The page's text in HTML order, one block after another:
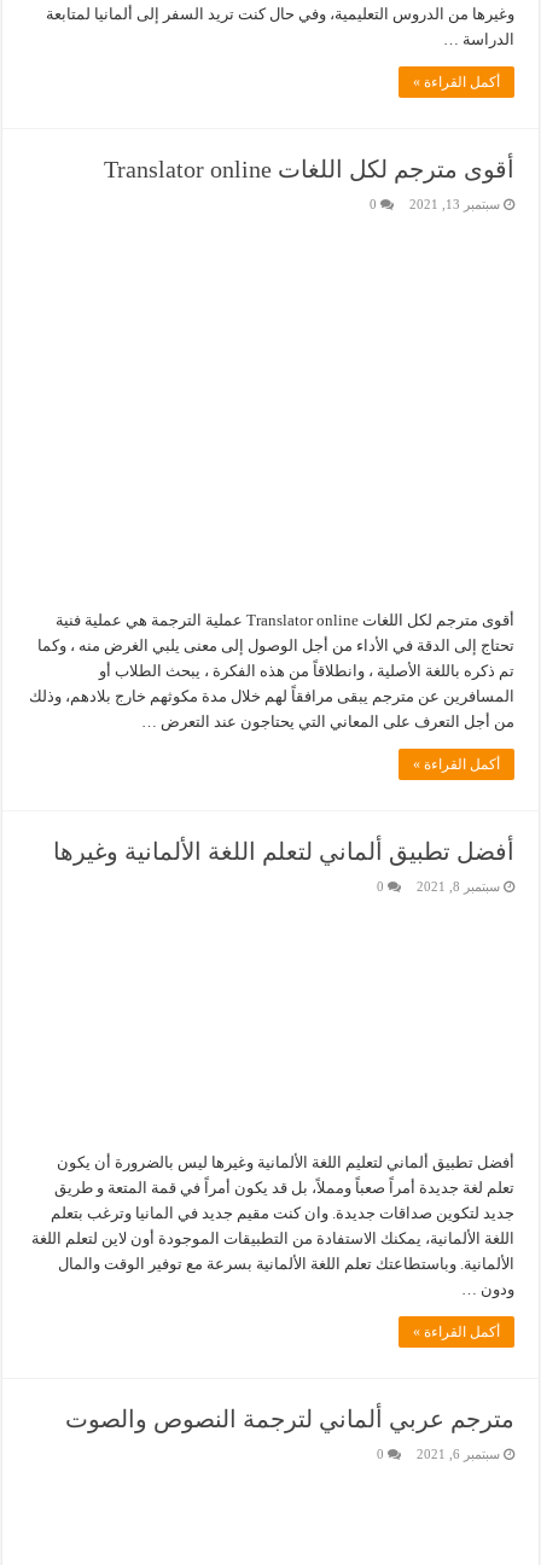
وغيرها من الدروس التعليمية، وفي حال كنت تريد السفر إلى ألمانيا لمتابعة
الدراسة …
أكمل القراءة »
أقوى مترجم لكل اللغات Translator online
سبتمبر 13, 2021 0
أقوى مترجم لكل اللغات Translator online عملية الترجمة هي عملية فنية
تحتاج إلى الدقة في الأداء من أجل الوصول إلى معنى يلبي الغرض منه ، وكما
تم ذكره باللغة الأصلية ، وانطلاقاً من هذه الفكرة ، يبحث الطلاب أو
المسافرين عن مترجم يبقى مرافقاً لهم خلال مدة مكوثهم خارج بلادهم، وذلك
من أجل التعرف على المعاني التي يحتاجون عند التعرض …
أكمل القراءة »
أفضل تطبيق ألماني لتعلم اللغة الألمانية وغيرها
سبتمبر 8, 2021 0
أفضل تطبيق ألماني لتعليم اللغة الألمانية وغيرها ليس بالضرورة أن يكون
تعلم لغة جديدة أمراً صعباً ومملاً، بل قد يكون أمراً في قمة المتعة و طريق
جديد لتكوين صداقات جديدة. وان كنت مقيم جديد في المانيا وترغب بتعلم
اللغة الألمانية، يمكنك الاستفادة من التطبيقات الموجودة أون لاين لتعلم اللغة
الألمانية. وباستطاعتك تعلم اللغة الألمانية بسرعة مع توفير الوقت والمال
ودون …
أكمل القراءة »
مترجم عربي ألماني لترجمة النصوص والصوت
سبتمبر 6, 2021 0